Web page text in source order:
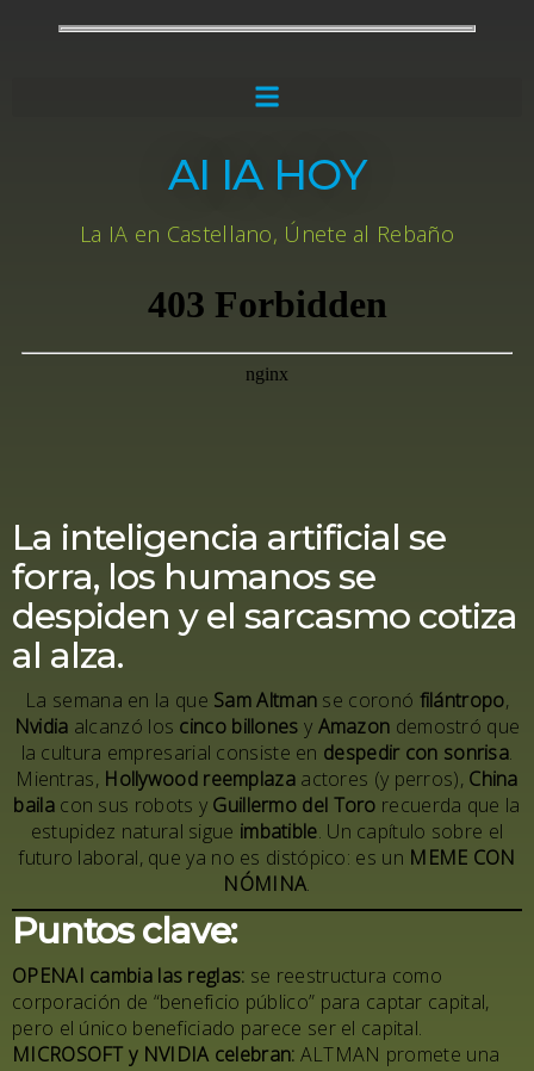
AI IA HOY
La IA en Castellano, Únete al Rebaño
La inteligencia artificial se
forra, los humanos se
despiden y el sarcasmo cotiza
al alza.
La semana en la que Sam Altman se coronó filántropo,
Nvidia alcanzó los cinco billones y Amazon demostró que
la cultura empresarial consiste en despedir con sonrisa.
Mientras, Hollywood reemplazaactores (y perros), China
bailacon sus robots y Guillermo del Toro recuerda que la
estupidez natural sigue imbatible. Un capítulo sobre el
futuro laboral, que ya no es distópico: es un MEME CON
NÓMINA.
Puntos clave:
OPENAI cambia las reglas: se reestructura como
corporación de “beneficio público” para captar capital,
pero el único beneficiado parece ser el capital.
MICROSOFT y NVIDIA celebran: ALTMAN promete una